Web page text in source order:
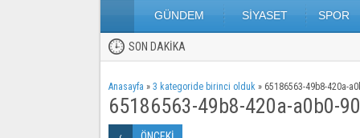
GÜNDEM SİYASET SPOR
SON DAKİKA
Anasayfa » 3 kategoride birinci olduk » 65186563-49b8-420a-
65186563-49b8-420a-a0b0-